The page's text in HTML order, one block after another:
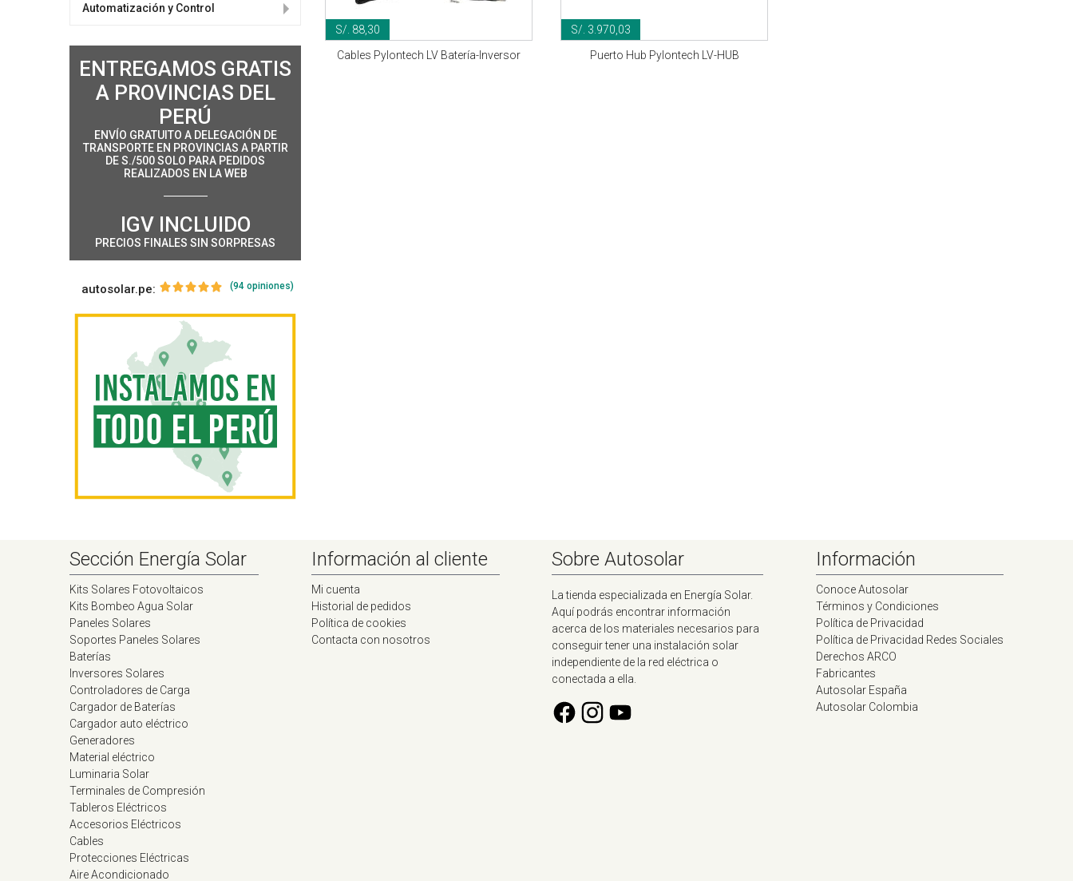
Automatización y Control
ENTREGAMOS GRATIS
A PROVINCIAS DEL
PERÚ
ENVÍO GRATUITO A DELEGACIÓN DE
TRANSPORTE EN PROVINCIAS A PARTIR
DE S./500 SOLO PARA PEDIDOS
REALIZADOS EN LA WEB
IGV INCLUIDO
PRECIOS FINALES SIN SORPRESAS
autosolar.pe: (94 opiniones)
S/. 88,30
Cables Pylontech LV Batería-Inversor
S/. 3.970,03
Puerto Hub Pylontech LV-HUB
Sección Energía Solar
Kits Solares Fotovoltaicos
Kits Bombeo Agua Solar
Paneles Solares
Soportes Paneles Solares
Baterías
Inversores Solares
Controladores de Carga
Cargador de Baterías
Cargador auto eléctrico
Generadores
Material eléctrico
Luminaria Solar
Terminales de Compresión
Tableros Eléctricos
Accesorios Eléctricos
Cables
Protecciones Eléctricas
Aire Acondicionado
Información al cliente
Mi cuenta
Historial de pedidos
Política de cookies
Contacta con nosotros
Sobre Autosolar
La tienda especializada en Energía Solar.
Aquí podrás encontrar información
acerca de los materiales necesarios para
conseguir tener una instalación solar
independiente de la red eléctrica o
conectada a ella.
Información
Conoce Autosolar
Términos y Condiciones
Política de Privacidad
Política de Privacidad Redes Sociales
Derechos ARCO
Fabricantes
Autosolar España
Autosolar Colombia